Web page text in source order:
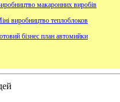
макаронних виробів
виробництво теплоблоков
бізнес план автомийки